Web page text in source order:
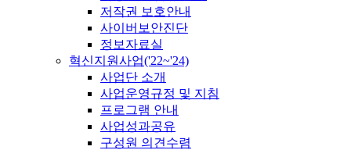
저작권 보호안내
사이버보안진단
정보자료실
혁신지원사업('22~'24)
사업단 소개
사업운영규정 및 지침
프로그램 안내
사업성과공유
구성원 의견수렴